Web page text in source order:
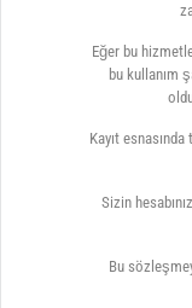
Eğer bu
bu kullanım
Kayıt
Sizin
Bu